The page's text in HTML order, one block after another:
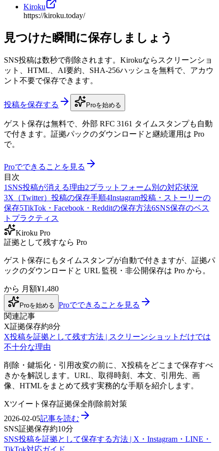
Kiroku
https://kiroku.today/
見つけた瞬間に保存しましょう
SNS投稿は数秒で削除されます。Kirokuならスクリーンショ
ット、HTML、AI要約、SHA-256ハッシュを無料で、アカウ
ント不要で保存できます。
投稿を保存する Proを始める
ゲスト保存は無料で、外部 RFC 3161 タイムスタンプも自動
で付きます。証拠パックのダウンロードと継続運用は Pro
で。
Proでできることを見る
目次
1 SNS投稿が消える理由2プラットフォーム別の対応状況
3X（Twitter）投稿の保存手順4Instagram投稿・ストーリーの
保存5TikTok・Facebook・Redditの保存方法6SNS保存のベス
トプラクティス
Kiroku Pro
証拠として残すなら Pro
ゲスト保存にもタイムスタンプが自動で付きますが、証拠パ
ックのダウンロードと URL 監視・非公開保存は Pro から。
から 月額¥1,480
Proを始める Proでできることを見る
関連記事
X証拠保存約8分
X投稿を証拠として残す方法 | スクリーンショットだけでは
不十分な理由
削除・鍵垢化・引用改変の前に、X投稿をどこまで保存すべ
きかを解説します。URL、取得時刻、本文、引用先、画
像、HTMLをまとめて残す実務的な手順を紹介します。
Xツイート保存証拠保全削除前対策
2026-02-05記事を読む
SNS証拠保存約10分
SNS投稿を証拠として保存する方法 | X・Instagram・LINE・
TikTok対応ガイド